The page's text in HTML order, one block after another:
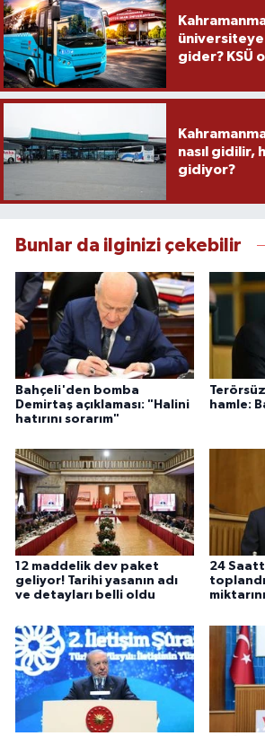
gider? KSÜ
nasıl gidilir,
gidiyor?
Bunlar da ilginizi çekebilir
Bahçeli'den bomba
Demirtaş açıklaması: "Halini
hatırını sorarım"
hamle:
12 maddelik dev paket
geliyor! Tarihi yasanın adı
ve detayları belli oldu
24